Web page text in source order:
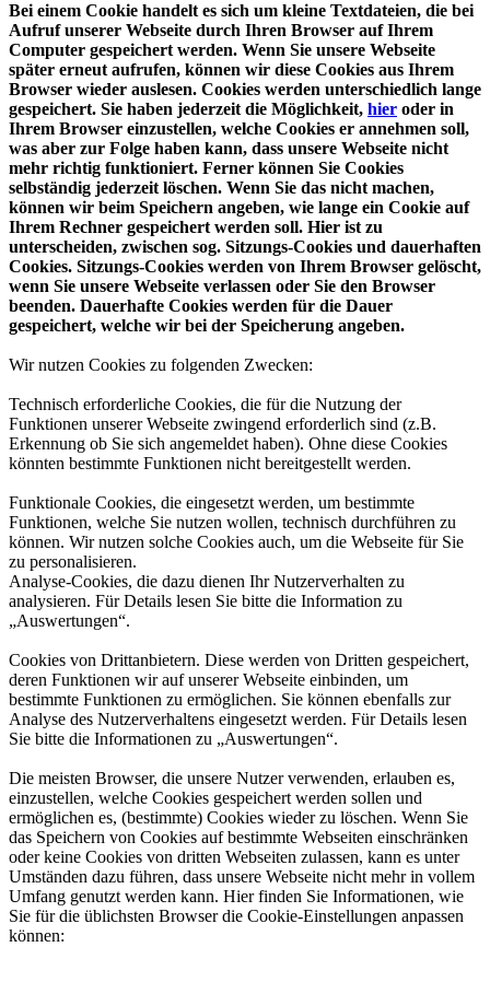
Bei einem Cookie handelt es sich um kleine Textdateien, die bei
Aufruf unserer Webseite durch Ihren Browser auf Ihrem
Computer gespeichert werden. Wenn Sie unsere Webseite
später erneut aufrufen, können wir diese Cookies aus Ihrem
Browser wieder auslesen. Cookies werden unterschiedlich lange
gespeichert. Sie haben jederzeit die Möglichkeit, hier oder in
Ihrem Browser einzustellen, welche Cookies er annehmen soll,
was aber zur Folge haben kann, dass unsere Webseite nicht
mehr richtig funktioniert. Ferner können Sie Cookies
selbständig jederzeit löschen. Wenn Sie das nicht machen,
können wir beim Speichern angeben, wie lange ein Cookie auf
Ihrem Rechner gespeichert werden soll. Hier ist zu
unterscheiden, zwischen sog. Sitzungs-Cookies und dauerhaften
Cookies. Sitzungs-Cookies werden von Ihrem Browser gelöscht,
wenn Sie unsere Webseite verlassen oder Sie den Browser
beenden. Dauerhafte Cookies werden für die Dauer
gespeichert, welche wir bei der Speicherung angeben.
Wir nutzen Cookies zu folgenden Zwecken:
Technisch erforderliche Cookies, die für die Nutzung der
Funktionen unserer Webseite zwingend erforderlich sind (z.B.
Erkennung ob Sie sich angemeldet haben). Ohne diese Cookies
könnten bestimmte Funktionen nicht bereitgestellt werden.
Funktionale Cookies, die eingesetzt werden, um bestimmte
Funktionen, welche Sie nutzen wollen, technisch durchführen zu
können. Wir nutzen solche Cookies auch, um die Webseite für Sie
zu personalisieren.
Analyse-Cookies, die dazu dienen Ihr Nutzerverhalten zu
analysieren. Für Details lesen Sie bitte die Information zu
„Auswertungen“.
Cookies von Drittanbietern. Diese werden von Dritten gespeichert,
deren Funktionen wir auf unserer Webseite einbinden, um
bestimmte Funktionen zu ermöglichen. Sie können ebenfalls zur
Analyse des Nutzerverhaltens eingesetzt werden. Für Details lesen
Sie bitte die Informationen zu „Auswertungen“.
Die meisten Browser, die unsere Nutzer verwenden, erlauben es,
einzustellen, welche Cookies gespeichert werden sollen und
ermöglichen es, (bestimmte) Cookies wieder zu löschen. Wenn Sie
das Speichern von Cookies auf bestimmte Webseiten einschränken
oder keine Cookies von dritten Webseiten zulassen, kann es unter
Umständen dazu führen, dass unsere Webseite nicht mehr in vollem
Umfang genutzt werden kann. Hier finden Sie Informationen, wie
Sie für die üblichsten Browser die Cookie-Einstellungen anpassen
können: